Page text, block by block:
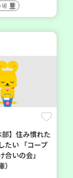
場
部】住み慣れた
たい 「コープ
合いの会」
）